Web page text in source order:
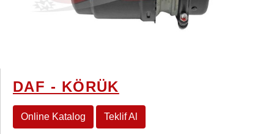
DAF - KÖRÜK
Online Katalog Teklif Al